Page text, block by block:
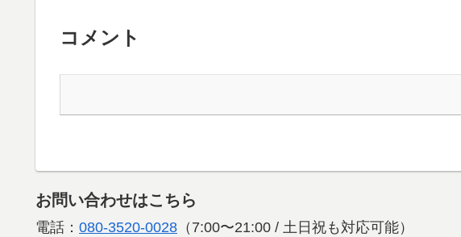
コメント
お問い合わせはこちら
電話： 080-3520-0028 （7:00〜21:00 / 土日祝も対応可能）